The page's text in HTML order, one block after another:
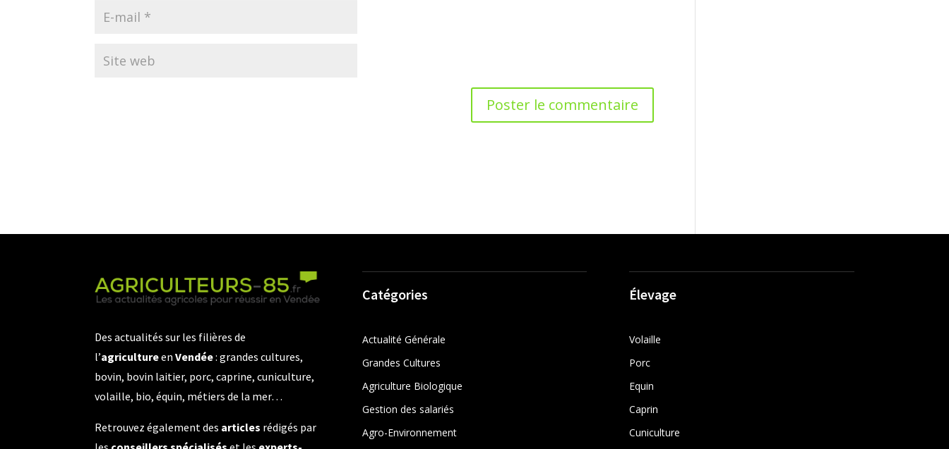
Des actualités sur les filières de
l’agricultureenVendée: grandes cultures,
bovin, bovin laitier, porc, caprine, cuniculture,
volaille, bio, équin, métiers de la mer…
Retrouvez également des articles rédigés par
Catégories
Actualité Générale
Grandes Cultures
Agriculture Biologique
Gestion des salariés
Agro-Environnement
Élevage
Volaille
Porc
Equin
Caprin
Cuniculture